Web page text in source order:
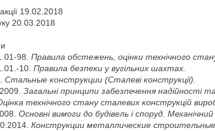
19.02.2018
20.03.2018
98. Правила обстежень, оцінки технічного
10. Правила безпеки у вугільних шахтах.
Стальные конструкции (Сталеві конструкції).
Загальні принципи забезпечення надійності
технічного стану сталевих конструкцій
Основні вимоги до будівель і споруд.
Конструкции металлические